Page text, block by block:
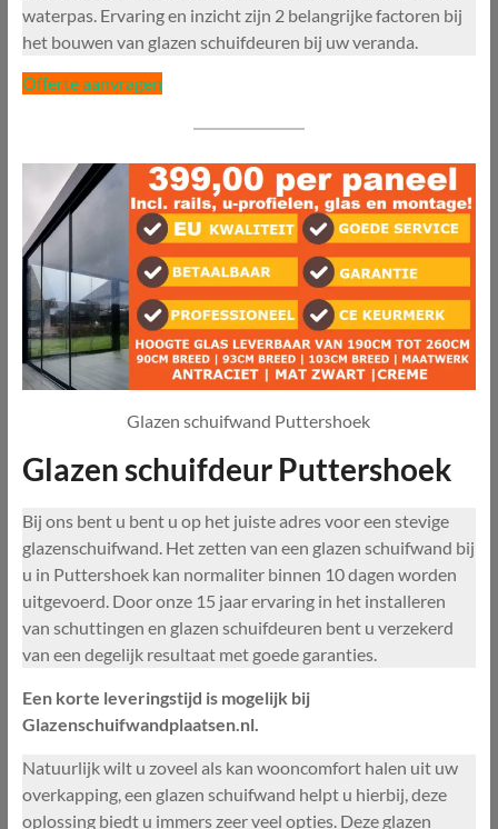
waterpas. Ervaring en inzicht zijn 2 belangrijke factoren bij
het bouwen van glazen schuifdeuren bij uw veranda.
Offerte aanvragen
Glazen schuifwand Puttershoek
Glazen schuifdeur Puttershoek
Bij ons bent u bent u op het juiste adres voor een stevige
glazenschuifwand. Het zetten van een glazen schuifwand bij
u in Puttershoek kan normaliter binnen 10 dagen worden
uitgevoerd. Door onze 15 jaar ervaring in het installeren
van schuttingen en glazen schuifdeuren bent u verzekerd
van een degelijk resultaat met goede garanties.
Een korte leveringstijd is mogelijk bij
Glazenschuifwandplaatsen.nl.
Natuurlijk wilt u zoveel als kan wooncomfort halen uit uw
overkapping, een glazen schuifwand helpt u hierbij, deze
oplossing biedt u immers zeer veel opties. Deze glazen